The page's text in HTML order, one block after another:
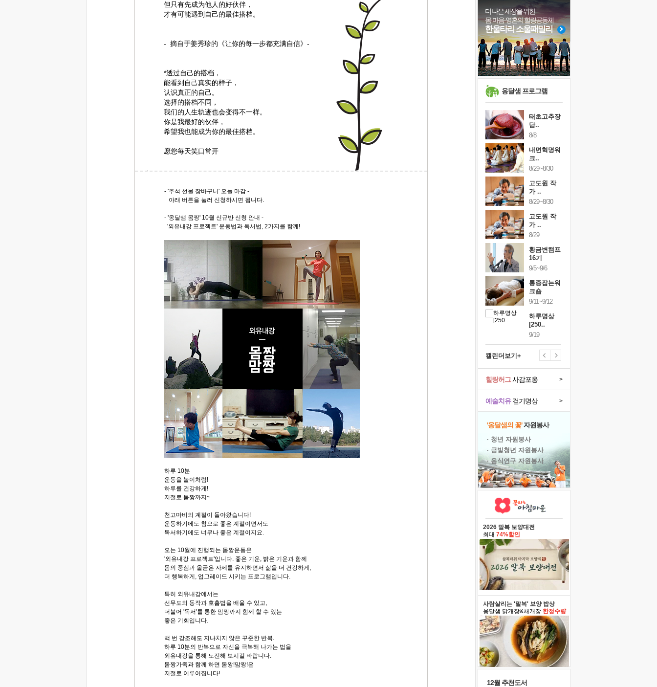
但只有先成为他人的好伙伴，
才有可能遇到自己的最佳搭档。
- 摘自于姜秀珍的《让你的每一步都充满自信》-
*透过自己的搭档，
能看到自己真实的样子，
认识真正的自己。
选择的搭档不同，
我们的人生轨迹也会变得不一样。
你是我最好的伙伴，
希望我也能成为你的最佳搭档。
愿您每天笑口常开
- '추석 선물 장바구니' 오늘 마감 -
아래 버튼을 눌러 신청하시면 됩니다.
- '옹달샘 몸짱' 10월 신규반 신청 안내 -
'외유내강 프로젝트' 운동법과 독서법, 2가지를 함께!
하루 10분
운동을 놀이처럼!
하루를 건강하게!
저절로 몸짱까지~
천고마비의 계절이 돌아왔습니다!
운동하기에도 참으로 좋은 계절이면서도
독서하기에도 너무나 좋은 계절이지요.
오는 10월에 진행되는 몸짱운동은
'외유내강 프로젝트'입니다. 좋은 기운, 밝은 기운과 함께
몸의 중심과 올곧은 자세를 유지하면서 삶을 더 건강하게,
더 행복하게, 업그레이드 시키는 프로그램입니다.
특히 외유내강에서는
선무도의 동작과 호흡법을 배울 수 있고,
더불어 '독서'를 통한 맘짱까지 함께 할 수 있는
좋은 기회입니다.
백 번 강조해도 지나치지 않은 꾸준한 반복.
하루 10분의 반복으로 자신을 극복해 나가는 법을
외유내강을 통해 도전해 보시길 바랍니다.
몸짱가족과 함께 하면 몸짱!맘짱!은
저절로 이루어집니다!
'모른다'는 것
귀를 열고 마음을 내어주고
영적 성장의 여정
장 건강이 중요한 이유
신의 음성을 듣는다
흙이 된 몸으로 출근하는 여자
극과 극의 양 끝단
피해 갈 수 없는 사건들
#링컨학교
#독서캠프
#선택
#극복
#나눔
#친구
#리더
#비전캠프
#명상
#계획
#건강
#바이러스
더 나은 세상을 위한
몸·마음·영혼의 힐링공동체
한울타리 소울패밀리
옹달샘 프로그램
태초고추장
담..
8/8
내면혁명워
크..
8/29~8/30
고도원 작
가 ..
8/29~8/30
고도원 작
가 ..
8/29
황금변캠프
16기
9/5~9/6
통증잡는워
크숍
9/11~9/12
하루명상
[250..
9/19
캘린더보기+
예술치유걷기명상 >
힐링허그사감포옹 >
'옹달샘의 꽃'자원봉사
· 청년 자원봉사
· 금빛청년 자원봉사
· 음식연구 자원봉사
2026 말복 보양대전
최대 74%할인
사람살리는 '말복' 보양 밥상
옹달샘 닭개장&채개장 한정수량
12월 추천도서